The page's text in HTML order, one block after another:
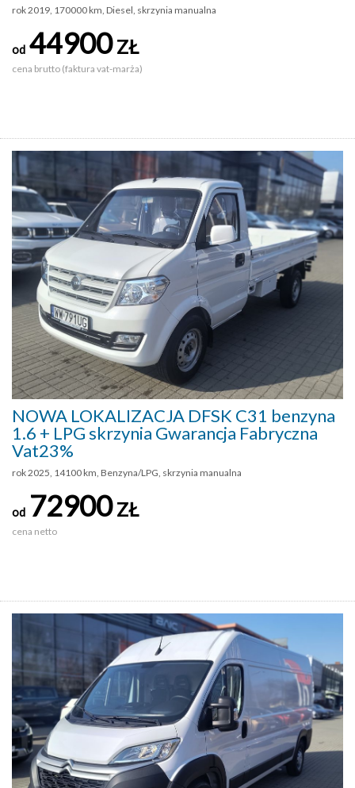
rok 2019, 170000 km, Diesel, skrzynia manualna
od 44900ZŁ
cena brutto (faktura vat-marża)
NOWA LOKALIZACJA DFSK C31 benzyna
1.6 + LPG skrzynia Gwarancja Fabryczna
Vat23%
rok 2025, 14100 km, Benzyna/LPG, skrzynia manualna
od 72900ZŁ
cena netto